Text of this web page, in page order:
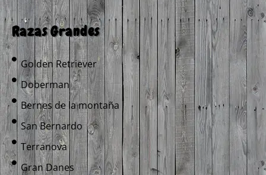
Razas Grandes
Golden Retriever
Doberman
Bernes de la montaña
San Bernardo
Terranova
Gran Danes